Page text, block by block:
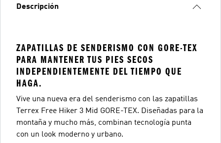
Descripción
ZAPATILLAS DE SENDERISMO CON GORE-TEX
PARA MANTENER TUS PIES SECOS
INDEPENDIENTEMENTE DEL TIEMPO QUE
HAGA.
Vive una nueva era del senderismo con las zapatillas
Terrex Free Hiker 3 Mid GORE-TEX. Diseñadas para la
montaña y mucho más, combinan tecnología punta
con un look moderno y urbano.